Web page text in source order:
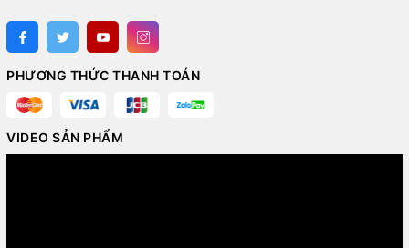
PHƯƠNG THỨC THANH TOÁN
VIDEO SẢN PHẨM